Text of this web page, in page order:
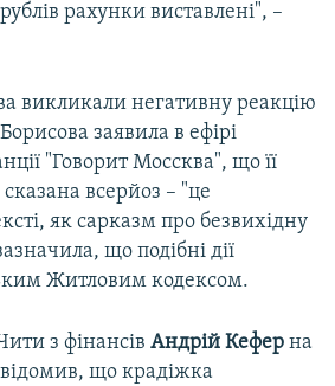
рахунки виставлені", –
викликали негативну реакцію
заявила в ефірі
"Говорит Моссква", що її
всерйоз – "це
як сарказм про безвихідну
що подібні дії
Житловим кодексом.
з фінансів Андрій Кефер на
що крадіжка